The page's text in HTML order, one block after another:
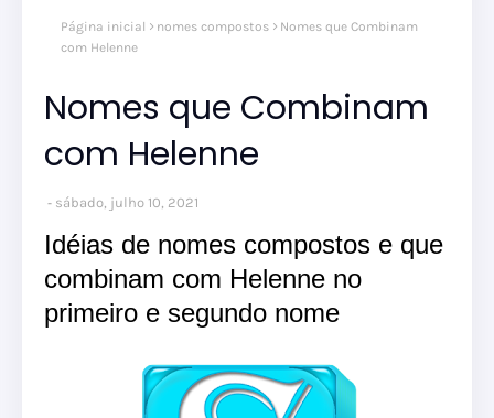
Página inicial nomes compostos
Nomes que Combinam
com Helenne
Nomes que Combinam
com Helenne
sábado, julho 10, 2021
Idéias de nomes compostos e que
combinam com Helenne no
primeiro e segundo nome